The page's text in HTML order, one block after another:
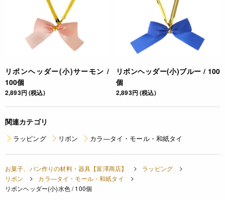
リボンヘッダー(小)サーモン /
100個
2,893円 (税込)
リボンヘッダー(小)ブルー / 100
個
2,893円 (税込)
関連カテゴリ
ラッピング リボン カラ―タイ・モール・和紙タイ
お菓子、パン作りの材料・器具【富澤商店】
ラッピング
リボン
カラ―タイ・モール・和紙タイ
リボンヘッダー(小)水色 / 100個